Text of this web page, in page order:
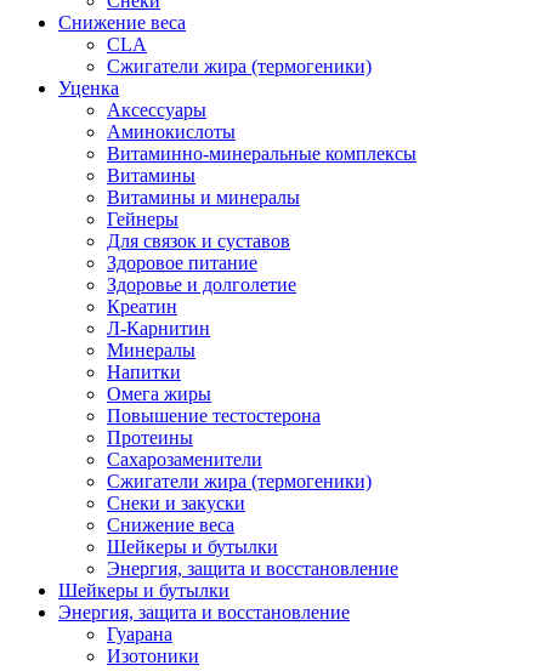
Снижение веса
CLA
Сжигатели жира (термогеники)
Уценка
Аксессуары
Аминокислоты
Витаминно-минеральные комплексы
Витамины
Витамины и минералы
Гейнеры
Для связок и суставов
Здоровое питание
Здоровье и долголетие
Креатин
Л-Карнитин
Минералы
Напитки
Омега жиры
Повышение тестостерона
Протеины
Сахарозаменители
Сжигатели жира (термогеники)
Снеки и закуски
Снижение веса
Шейкеры и бутылки
Энергия, защита и восстановление
Шейкеры и бутылки
Энергия, защита и восстановление
Гуарана
Изотоники